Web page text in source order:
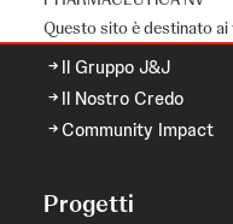
Questo sito è destinato
Il Gruppo J&J
Il Nostro Credo
Community Impact
Progetti